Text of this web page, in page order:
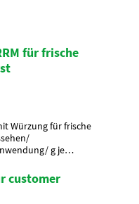
für frische
Würzung für frische
g je
je Krt. (DF 100) / 36
customer